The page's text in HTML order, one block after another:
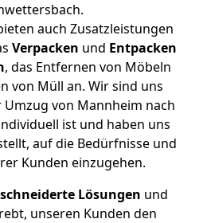
auch Zusatzleistungen
Verpacken und Entpacken
, das Entfernen von Möbeln
von Müll an. Wir sind uns
Umzug von Mannheim nach
ist und haben uns
auf die Bedürfnisse und
Kunden einzugehen.
Lösungen und
unseren Kunden den